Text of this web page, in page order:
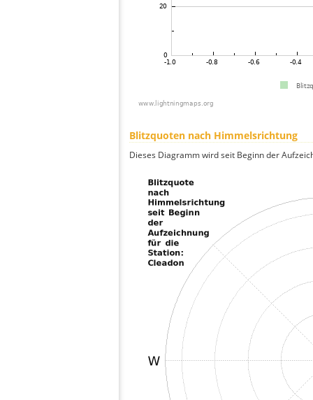
Blitzquoten nach Himmelsrichtung
Dieses Diagramm wird seit Beginn der